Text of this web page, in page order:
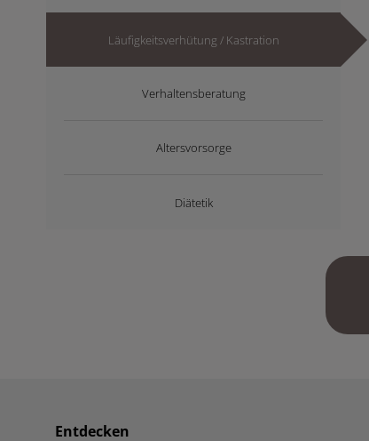
Läufigkeitsverhütung / Kastration
Verhaltensberatung
Altersvorsorge
Diätetik
Entdecken